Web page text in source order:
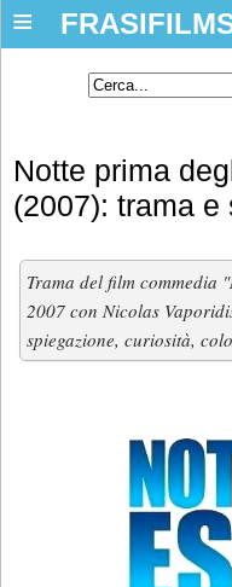
≡
Notte prima
(2007): trama e
Trama del film commedia
2007 con Nicolas
spiegazione, curiosità,